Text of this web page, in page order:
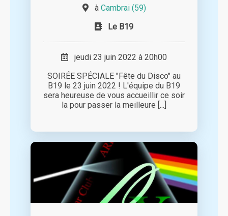
à Cambrai (59)
Le B19
jeudi 23 juin 2022 à 20h00
SOIRÉE SPÉCIALE "Fête du Disco" au
B19 le 23 juin 2022 ! L'équipe du B19
sera heureuse de vous accueillir ce soir
la pour passer la meilleure [...]